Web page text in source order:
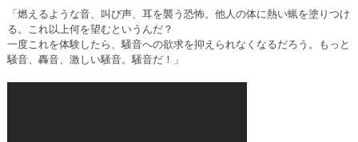
「燃えるような音、叫び声、耳を襲う恐怖。他人の体に熱い蝋を塗りつけ
る。これ以上何を望むというんだ？
一度これを体験したら、騒音への欲求を抑えられなくなるだろう。もっと
騒音、轟音、激しい騒音。騒音だ！」